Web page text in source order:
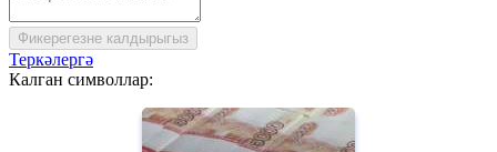
Фикерегезне калдырыгыз
Теркәлергә
Калган символлар: